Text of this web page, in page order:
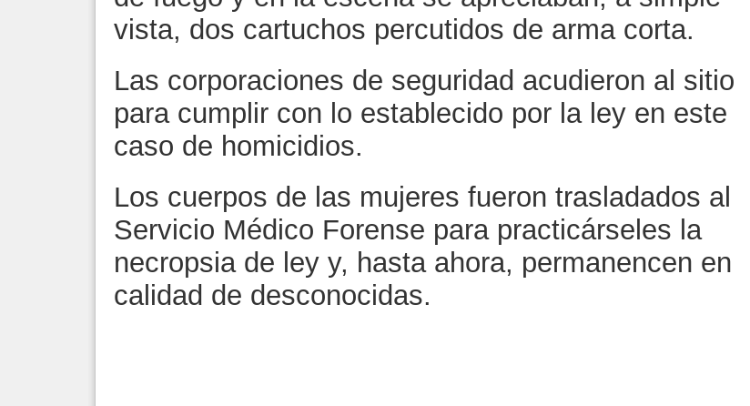
vista, dos cartuchos percutidos de arma corta.
Las corporaciones de seguridad acudieron al sitio
para cumplir con lo establecido por la ley en este
caso de homicidios.
Los cuerpos de las mujeres fueron trasladados al
Servicio Médico Forense para practicárseles la
necropsia de ley y, hasta ahora, permanencen en
calidad de desconocidas.